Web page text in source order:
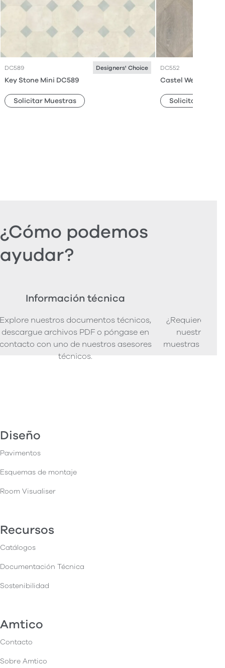
DC589 Designers' Choice
Key Stone Mini DC589
Solicitar Muestras
DC552
Castel Weave
Solicitar
¿Cómo podemos
ayudar?
Información técnica
Explore nuestros documentos técnicos,
descargue archivos PDF o póngase en
con uno de nuestros asesores
técnicos.
¿Requiere
nuestra
muestras de
Diseño
Pavimentos
Esquemas de montaje
Room Visualiser
Recursos
Catálogos
Documentación Técnica
Sostenibilidad
Amtico
Contacto
Sobre Amtico